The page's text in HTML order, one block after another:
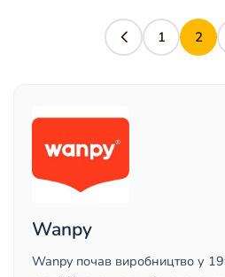
1 2
Wanpy
Wanpy почав виробництво у